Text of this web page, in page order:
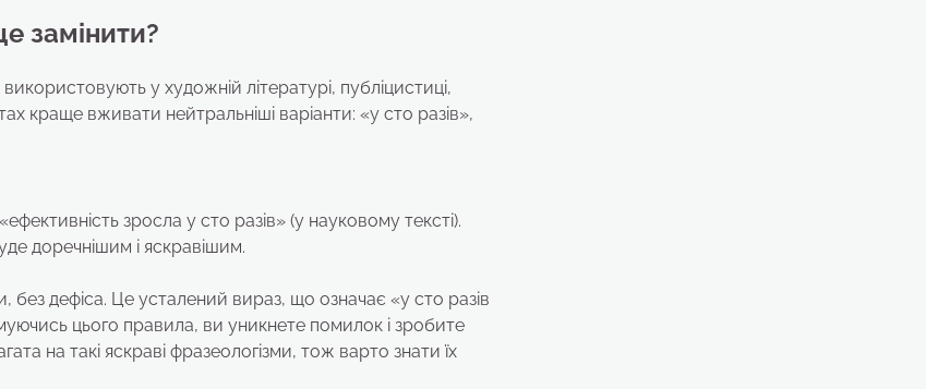
замінити?
у художній літературі, публіцистиці,
краще вживати нейтральніші варіанти: «у сто разів»,
зросла у сто разів» (у науковому тексті).
доречнішим і яскравішим.
без дефіса. Це усталений вираз, що означає «у сто разів
цього правила, ви уникнете помилок і зробите
на такі яскраві фразеологізми, тож варто знати їх